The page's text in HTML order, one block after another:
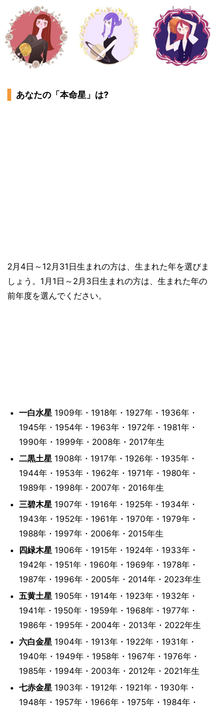
あなたの「本命星」は?
2月4日～12月31日生まれの方は、生まれた年を選びま
しょう。1月1日～2月3日生まれの方は、生まれた年の
前年度を選んでください。
一白水星1909年・1918年・1927年・1936年・
1945年・1954年・1963年・1972年・1981年・
1990年・1999年・2008年・2017年生
二黒土星1908年・1917年・1926年・1935年・
1944年・1953年・1962年・1971年・1980年・
1989年・1998年・2007年・2016年生
三碧木星1907年・1916年・1925年・1934年・
1943年・1952年・1961年・1970年・1979年・
1988年・1997年・2006年・2015年生
四緑木星1906年・1915年・1924年・1933年・
1942年・1951年・1960年・1969年・1978年・
1987年・1996年・2005年・2014年・2023年生
五黄土星1905年・1914年・1923年・1932年・
1941年・1950年・1959年・1968年・1977年・
1986年・1995年・2004年・2013年・2022年生
六白金星1904年・1913年・1922年・1931年・
1940年・1949年・1958年・1967年・1976年・
1985年・1994年・2003年・2012年・2021年生
七赤金星1903年・1912年・1921年・1930年・
1948年・1957年・1966年・1975年・1984年・